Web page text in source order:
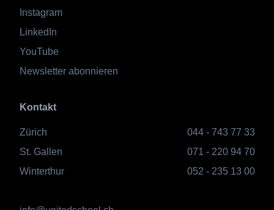
Instagram
LinkedIn
YouTube
Newsletter abonnieren
Kontakt
Zürich
044 - 743 77 33
St. Gallen
071 - 220 94 70
Winterthur
052 - 235 13 00